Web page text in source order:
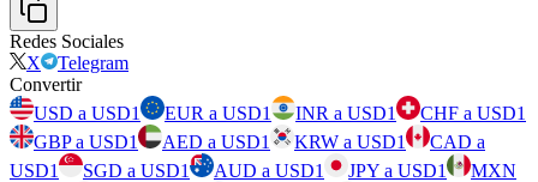
Redes Sociales
X
Telegram
Convertir
USD a USD1
EUR a USD1 INR a USD1
CHF a USD1
GBP a USD1
AED a USD1 KRW a USD1
CAD a
USD1
SGD a USD1 AUD a USD1 JPY a USD1
MXN